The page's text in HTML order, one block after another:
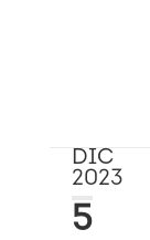
DIC
2023
5